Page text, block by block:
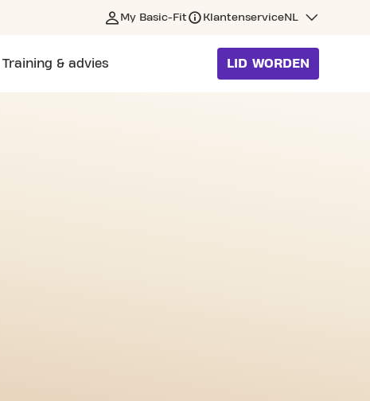
My Basic-Fit KlantenserviceNL
Training & advies LID WORDEN